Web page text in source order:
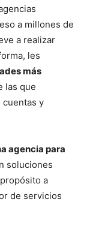
a millones de
a realizar
les
más
las que
cuentas y
agencia para
soluciones
a
de servicios